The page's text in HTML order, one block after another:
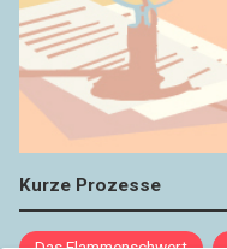
Kurze Prozesse